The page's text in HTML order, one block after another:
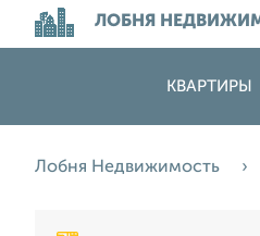
ЛОБНЯ
КВАРТИРЫ
Лобня Недвижимость